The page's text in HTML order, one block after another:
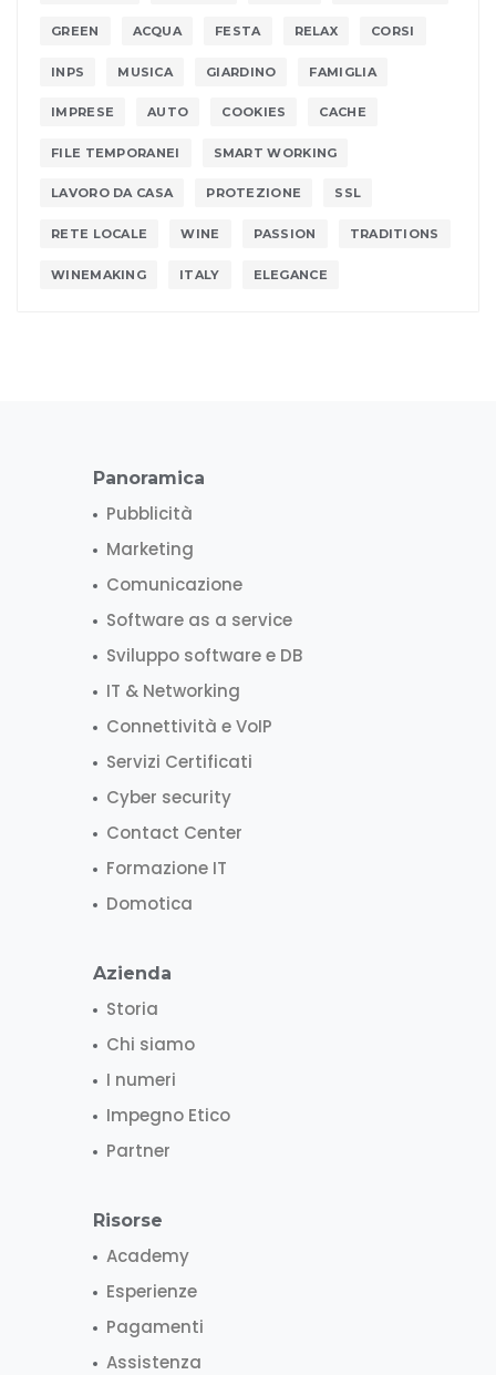
GREEN ACQUA FESTA RELAX CORSI
INPS MUSICA GIARDINO FAMIGLIA
IMPRESE AUTO COOKIES CACHE
FILE TEMPORANEI SMART WORKING
LAVORO DA CASA PROTEZIONE SSL
RETE LOCALE WINE PASSION TRADITIONS
WINEMAKING ITALY ELEGANCE
Panoramica
Pubblicità
Marketing
Comunicazione
Software as a service
Sviluppo software e DB
IT & Networking
Connettività e VoIP
Servizi Certificati
Cyber security
Contact Center
Formazione IT
Domotica
Azienda
Storia
Chi siamo
I numeri
Impegno Etico
Partner
Risorse
Academy
Esperienze
Pagamenti
Assistenza